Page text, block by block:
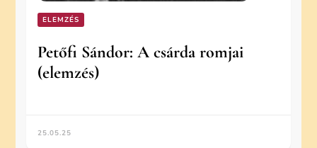
ELEMZÉS
Petőfi Sándor: A csárda romjai
(elemzés)
25.05.25